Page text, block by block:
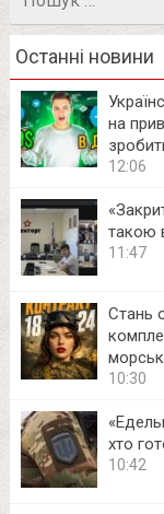
Останні новини
на
12:06
такою
11:47
Стань
10:30
хто
10:42